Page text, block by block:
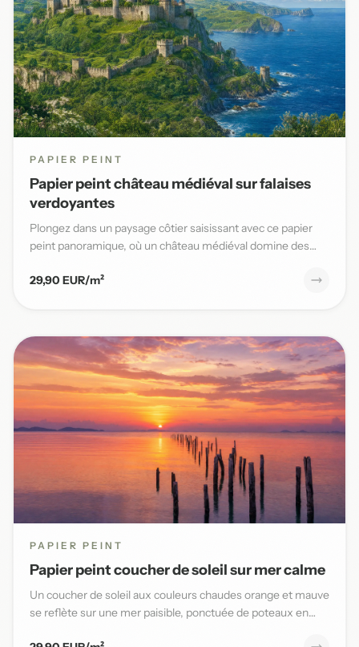
PAPIER PEINT
Papier peint château médiéval sur falaises
verdoyantes
Plongez dans un paysage côtier saisissant avec ce papier
peint panoramique, où un château médiéval domine des
29,90 EUR/m²
PAPIER PEINT
Papier peint coucher de soleil sur mer calme
Un coucher de soleil aux couleurs chaudes orange et mauve
se reflète sur une mer paisible, ponctuée de poteaux en